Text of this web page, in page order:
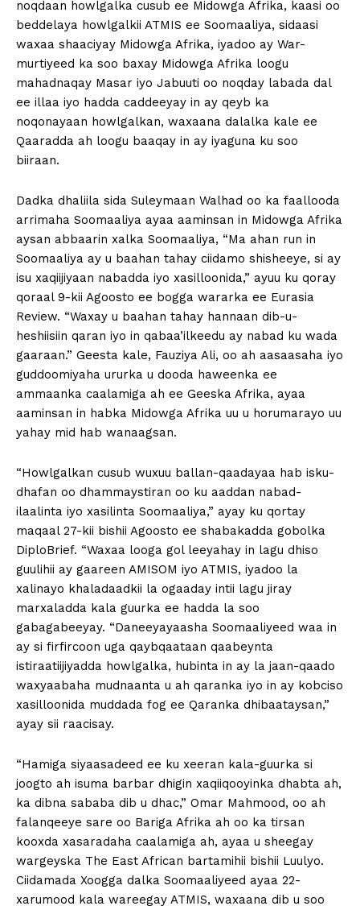
noqdaan howlgalka cusub ee Midowga Afrika, kaasi oo
beddelaya howlgalkii ATMIS ee Soomaaliya, sidaasi
waxaa shaaciyay Midowga Afrika, iyadoo ay War-
murtiyeed ka soo baxay Midowga Afrika loogu
mahadnaqay Masar iyo Jabuuti oo noqday labada dal
ee illaa iyo hadda caddeeyay in ay qeyb ka
noqonayaan howlgalkan, waxaana dalalka kale ee
Qaaradda ah loogu baaqay in ay iyaguna ku soo
biiraan.
Dadka dhaliila sida Suleymaan Walhad oo ka faallooda
arrimaha Soomaaliya ayaa aaminsan in Midowga Afrika
aysan abbaarin xalka Soomaaliya, “Ma ahan run in
Soomaaliya ay u baahan tahay ciidamo shisheeye, si ay
isu xaqiijiyaan nabadda iyo xasilloonida,” ayuu ku qoray
qoraal 9-kii Agoosto ee bogga wararka ee Eurasia
Review. “Waxay u baahan tahay hannaan dib-u-
heshiisiin qaran iyo in qabaa’ilkeedu ay nabad ku wada
gaaraan.” Geesta kale, Fauziya Ali, oo ah aasaasaha iyo
guddoomiyaha ururka u dooda haweenka ee
ammaanka caalamiga ah ee Geeska Afrika, ayaa
aaminsan in habka Midowga Afrika uu u horumarayo uu
yahay mid hab wanaagsan.
“Howlgalkan cusub wuxuu ballan-qaadayaa hab isku-
dhafan oo dhammaystiran oo ku aaddan nabad-
ilaalinta iyo xasilinta Soomaaliya,” ayay ku qortay
maqaal 27-kii bishii Agoosto ee shabakadda gobolka
DiploBrief. “Waxaa looga gol leeyahay in lagu dhiso
guulihii ay gaareen AMISOM iyo ATMIS, iyadoo la
xalinayo khaladaadkii la ogaaday intii lagu jiray
marxaladda kala guurka ee hadda la soo
gabagabeeyay. “Daneeyayaasha Soomaaliyeed waa in
ay si firfircoon uga qaybqaataan qaabeynta
istiraatiijiyadda howlgalka, hubinta in ay la jaan-qaado
waxyaabaha mudnaanta u ah qaranka iyo in ay kobciso
xasilloonida muddada fog ee Qaranka dhibaataysan,”
ayay sii raacisay.
“Hamiga siyaasadeed ee ku xeeran kala-guurka si
joogto ah isuma barbar dhigin xaqiiqooyinka dhabta ah,
ka dibna sababa dib u dhac,” Omar Mahmood, oo ah
falanqeeye sare oo Bariga Afrika ah oo ka tirsan
kooxda xasaradaha caalamiga ah, ayaa u sheegay
wargeyska The East African bartamihii bishii Luulyo.
Ciidamada Xoogga dalka Soomaaliyeed ayaa 22-
xarumood kala wareegay ATMIS, waxaana dib u soo